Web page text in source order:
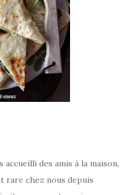
des amis à la maison,
rare chez nous depuis